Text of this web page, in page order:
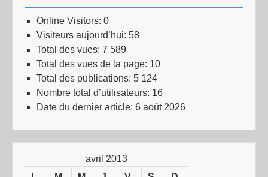
Online Visitors: 0
Visiteurs aujourd’hui: 58
Total des vues: 7 589
Total des vues de la page: 10
Total des publications: 5 124
Nombre total d’utilisateurs: 16
Date du dernier article: 6 août 2026
avril 2013